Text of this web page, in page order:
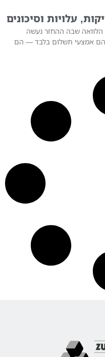
עלויות וסיכונים
הלוואה שבה ההחזר נעשה
הם אמצעי תשלום בלבד — הם